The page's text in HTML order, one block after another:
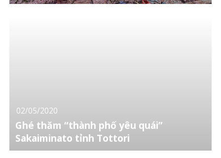
02/05/2020
Ghé thăm “thành phố yêu quái”
Sakaiminato tỉnh Tottori